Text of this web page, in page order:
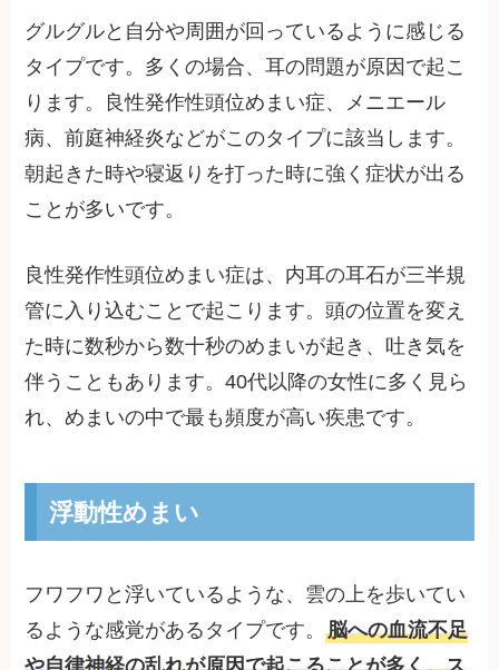
グルグルと自分や周囲が回っているように感じる
タイプです。多くの場合、耳の問題が原因で起こ
ります。良性発作性頭位めまい症、メニエール
病、前庭神経炎などがこのタイプに該当します。
朝起きた時や寝返りを打った時に強く症状が出る
ことが多いです。
良性発作性頭位めまい症は、内耳の耳石が三半規
管に入り込むことで起こります。頭の位置を変え
た時に数秒から数十秒のめまいが起き、吐き気を
伴うこともあります。40代以降の女性に多く見ら
れ、めまいの中で最も頻度が高い疾患です。
浮動性めまい
フワフワと浮いているような、雲の上を歩いてい
るような感覚があるタイプです。脳への血流不足
や自律神経の乱れが原因で起こることが多く、ス